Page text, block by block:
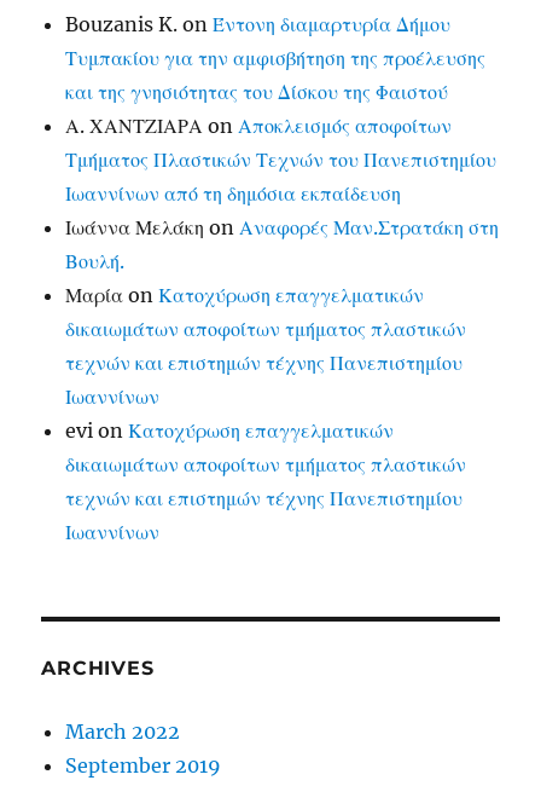
Bouzanis K. onΈντονη διαμαρτυρία Δήμου
Τυμπακίου για την αμφισβήτηση της προέλευσης
και της γνησιότητας του Δίσκου της Φαιστού
Α. ΧΑΝΤΖΙΑΡΑ onΑποκλεισμός αποφοίτων
Τμήματος Πλαστικών Τεχνών του Πανεπιστημίου
Ιωαννίνων από τη δημόσια εκπαίδευση
Ιωάννα Μελάκη onΑναφορές Μαν.Στρατάκη στη
Βουλή.
Μαρία onΚατοχύρωση επαγγελματικών
δικαιωμάτων αποφοίτων τμήματος πλαστικών
τεχνών και επιστημών τέχνης Πανεπιστημίου
Ιωαννίνων
evi onΚατοχύρωση επαγγελματικών
δικαιωμάτων αποφοίτων τμήματος πλαστικών
τεχνών και επιστημών τέχνης Πανεπιστημίου
Ιωαννίνων
ARCHIVES
March 2022
September 2019